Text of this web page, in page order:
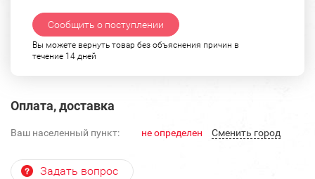
Сообщить о поступлении
Вы можете вернуть товар без объяснения причин в
течение 14 дней
Оплата, доставка
Ваш населенный пункт: не определен Cменить город
Задать вопрос